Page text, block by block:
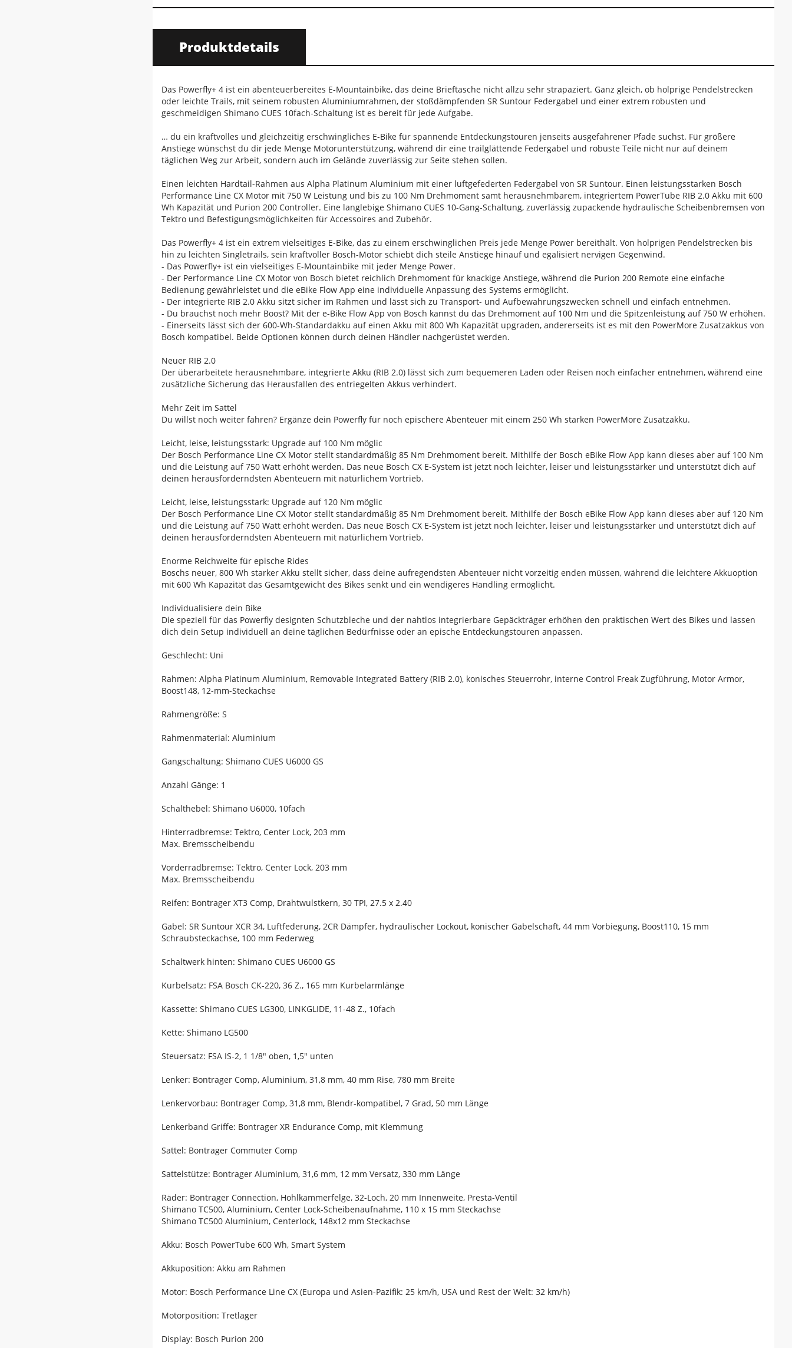
Produktdetails
Das Powerfly+ 4 ist ein abenteuerbereites E-Mountainbike, das deine Brieftasche nicht allzu sehr strapaziert. Ganz gleich, ob holprige Pendelstrecken
oder leichte Trails, mit seinem robusten Aluminiumrahmen, der stoßdämpfenden SR Suntour Federgabel und einer extrem robusten und
geschmeidigen Shimano CUES 10fach-Schaltung ist es bereit für jede Aufgabe.
… du ein kraftvolles und gleichzeitig erschwingliches E-Bike für spannende Entdeckungstouren jenseits ausgefahrener Pfade suchst. Für größere
Anstiege wünschst du dir jede Menge Motorunterstützung, während dir eine trailglättende Federgabel und robuste Teile nicht nur auf deinem
täglichen Weg zur Arbeit, sondern auch im Gelände zuverlässig zur Seite stehen sollen.
Einen leichten Hardtail-Rahmen aus Alpha Platinum Aluminium mit einer luftgefederten Federgabel von SR Suntour. Einen leistungsstarken Bosch
Performance Line CX Motor mit 750 W Leistung und bis zu 100 Nm Drehmoment samt herausnehmbarem, integriertem PowerTube RIB 2.0 Akku mit 600
Wh Kapazität und Purion 200 Controller. Eine langlebige Shimano CUES 10-Gang-Schaltung, zuverlässig zupackende hydraulische Scheibenbremsen von
Tektro und Befestigungsmöglichkeiten für Accessoires and Zubehör.
Das Powerfly+ 4 ist ein extrem vielseitiges E-Bike, das zu einem erschwinglichen Preis jede Menge Power bereithält. Von holprigen Pendelstrecken bis
hin zu leichten Singletrails, sein kraftvoller Bosch-Motor schiebt dich steile Anstiege hinauf und egalisiert nervigen Gegenwind.
- Das Powerfly+ ist ein vielseitiges E-Mountainbike mit jeder Menge Power.
- Der Performance Line CX Motor von Bosch bietet reichlich Drehmoment für knackige Anstiege, während die Purion 200 Remote eine einfache
Bedienung gewährleistet und die eBike Flow App eine individuelle Anpassung des Systems ermöglicht.
- Der integrierte RIB 2.0 Akku sitzt sicher im Rahmen und lässt sich zu Transport- und Aufbewahrungszwecken schnell und einfach entnehmen.
- Du brauchst noch mehr Boost? Mit der e-Bike Flow App von Bosch kannst du das Drehmoment auf 100 Nm und die Spitzenleistung auf 750 W erhöhen.
- Einerseits lässt sich der 600-Wh-Standardakku auf einen Akku mit 800 Wh Kapazität upgraden, andererseits ist es mit den PowerMore Zusatzakkus von
Bosch kompatibel. Beide Optionen können durch deinen Händler nachgerüstet werden.
Neuer RIB 2.0
Der überarbeitete herausnehmbare, integrierte Akku (RIB 2.0) lässt sich zum bequemeren Laden oder Reisen noch einfacher entnehmen, während eine
zusätzliche Sicherung das Herausfallen des entriegelten Akkus verhindert.
Mehr Zeit im Sattel
Du willst noch weiter fahren? Ergänze dein Powerfly für noch epischere Abenteuer mit einem 250 Wh starken PowerMore Zusatzakku.
Leicht, leise, leistungsstark: Upgrade auf 100 Nm möglic
Der Bosch Performance Line CX Motor stellt standardmäßig 85 Nm Drehmoment bereit. Mithilfe der Bosch eBike Flow App kann dieses aber auf 100 Nm
und die Leistung auf 750 Watt erhöht werden. Das neue Bosch CX E-System ist jetzt noch leichter, leiser und leistungsstärker und unterstützt dich auf
deinen herausforderndsten Abenteuern mit natürlichem Vortrieb.
Leicht, leise, leistungsstark: Upgrade auf 120 Nm möglic
Der Bosch Performance Line CX Motor stellt standardmäßig 85 Nm Drehmoment bereit. Mithilfe der Bosch eBike Flow App kann dieses aber auf 120 Nm
und die Leistung auf 750 Watt erhöht werden. Das neue Bosch CX E-System ist jetzt noch leichter, leiser und leistungsstärker und unterstützt dich auf
deinen herausforderndsten Abenteuern mit natürlichem Vortrieb.
Enorme Reichweite für epische Rides
Boschs neuer, 800 Wh starker Akku stellt sicher, dass deine aufregendsten Abenteuer nicht vorzeitig enden müssen, während die leichtere Akkuoption
mit 600 Wh Kapazität das Gesamtgewicht des Bikes senkt und ein wendigeres Handling ermöglicht.
Individualisiere dein Bike
Die speziell für das Powerfly designten Schutzbleche und der nahtlos integrierbare Gepäckträger erhöhen den praktischen Wert des Bikes und lassen
dich dein Setup individuell an deine täglichen Bedürfnisse oder an epische Entdeckungstouren anpassen.
Geschlecht: Uni
Rahmen: Alpha Platinum Aluminium, Removable Integrated Battery (RIB 2.0), konisches Steuerrohr, interne Control Freak Zugführung, Motor Armor,
Boost148, 12-mm-Steckachse
Rahmengröße: S
Rahmenmaterial: Aluminium
Gangschaltung: Shimano CUES U6000 GS
Anzahl Gänge: 1
Schalthebel: Shimano U6000, 10fach
Hinterradbremse: Tektro, Center Lock, 203 mm
Max. Bremsscheibendu
Vorderradbremse: Tektro, Center Lock, 203 mm
Max. Bremsscheibendu
Reifen: Bontrager XT3 Comp, Drahtwulstkern, 30 TPI, 27.5 x 2.40
Gabel: SR Suntour XCR 34, Luftfederung, 2CR Dämpfer, hydraulischer Lockout, konischer Gabelschaft, 44 mm Vorbiegung, Boost110, 15 mm
Schraubsteckachse, 100 mm Federweg
Schaltwerk hinten: Shimano CUES U6000 GS
Kurbelsatz: FSA Bosch CK-220, 36 Z., 165 mm Kurbelarmlänge
Kassette: Shimano CUES LG300, LINKGLIDE, 11-48 Z., 10fach
Kette: Shimano LG500
Steuersatz: FSA IS-2, 1 1/8" oben, 1,5" unten
Lenker: Bontrager Comp, Aluminium, 31,8 mm, 40 mm Rise, 780 mm Breite
Lenkervorbau: Bontrager Comp, 31,8 mm, Blendr-kompatibel, 7 Grad, 50 mm Länge
Lenkerband Griffe: Bontrager XR Endurance Comp, mit Klemmung
Sattel: Bontrager Commuter Comp
Sattelstütze: Bontrager Aluminium, 31,6 mm, 12 mm Versatz, 330 mm Länge
Räder: Bontrager Connection, Hohlkammerfelge, 32-Loch, 20 mm Innenweite, Presta-Ventil
Shimano TC500, Aluminium, Center Lock-Scheibenaufnahme, 110 x 15 mm Steckachse
Shimano TC500 Aluminium, Centerlock, 148x12 mm Steckachse
Akku: Bosch PowerTube 600 Wh, Smart System
Akkuposition: Akku am Rahmen
Motor: Bosch Performance Line CX (Europa und Asien-Pazifik: 25 km/h, USA und Rest der Welt: 32 km/h)
Motorposition: Tretlager
Display: Bosch Purion 200